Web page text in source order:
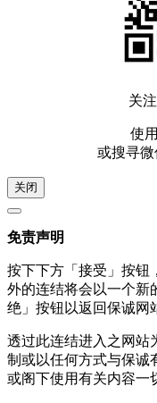
关
使
或搜寻微
关闭
免责声明
按下下方「接受」按钮
外的连结将会以一个新
绝」按钮以返回保诚网
透过此连结进入之网站
制或以任何方式与保诚
或阁下使用有关内容一